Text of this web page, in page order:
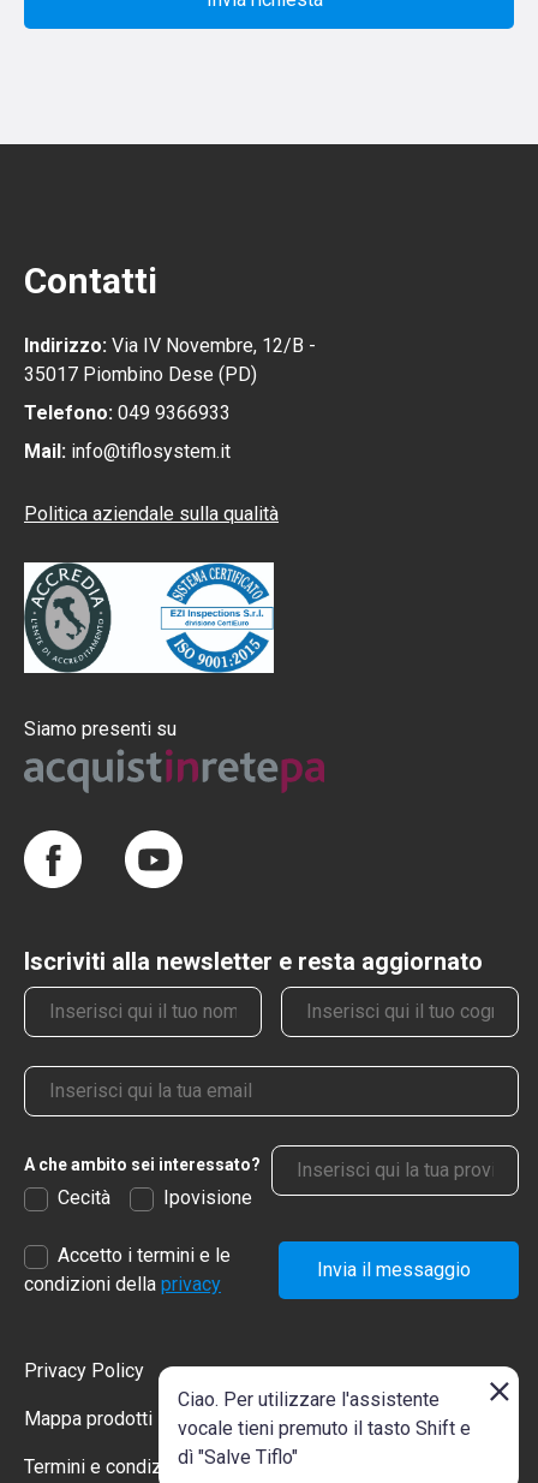
Ciao. Per utilizzare l'assistente
vocale tieni premuto il tasto Shift e
dì "Salve Tiflo"
Contatti
Indirizzo: Via IV Novembre, 12/B -
35017 Piombino Dese (PD)
Telefono: 049 9366933
Mail: info@tiflosystem.it
Politica aziendale sulla qualità
Siamo presenti su
Iscriviti alla newsletter e resta aggiornato
Nome Cognome
Email
A che ambito sei interessato?
Cecità Ipovisione
Provincia
Accetto i termini e le
condizioni della privacy
Invia il messaggio
Privacy Policy
Mappa prodotti
Termini e condizioni